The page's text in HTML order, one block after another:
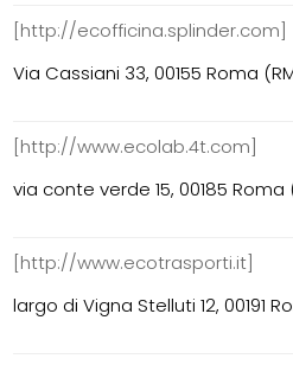
[http://ecofficina.splinder.com]
Via Cassiani 33, 00155 Roma
[http://www.ecolab.4t.com]
via conte verde 15, 00185 Roma
[http://www.ecotrasporti.it]
largo di Vigna Stelluti 12, 00191